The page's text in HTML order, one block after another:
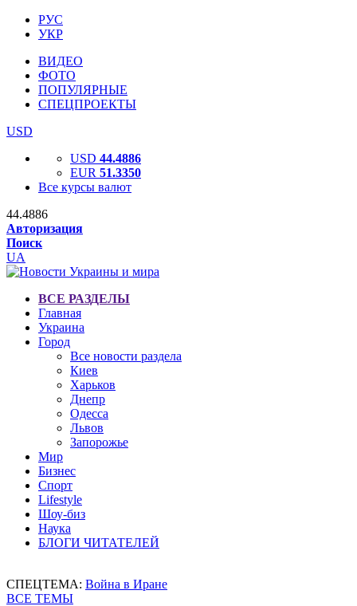
РУС
УКР
ВИДЕО
ФОТО
ПОПУЛЯРНЫЕ
СПЕЦПРОЕКТЫ
USD
USD 44.4886
EUR 51.3350
Все курсы валют
44.4886
Авторизация
Поиск
UA
ВСЕ РАЗДЕЛЫ
Главная
Украина
Город
Все новости раздела
Киев
Харьков
Днепр
Одесса
Львов
Запорожье
Мир
Бизнес
Спорт
Lifestyle
Шоу-биз
Наука
БЛОГИ ЧИТАТЕЛЕЙ
СПЕЦТЕМА: Война в Иране
ВСЕ ТЕМЫ